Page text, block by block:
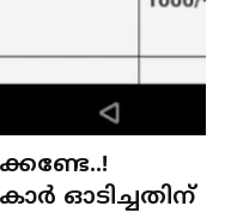
ഓടിച്ചതിന്